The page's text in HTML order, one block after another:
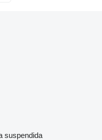
suspendida